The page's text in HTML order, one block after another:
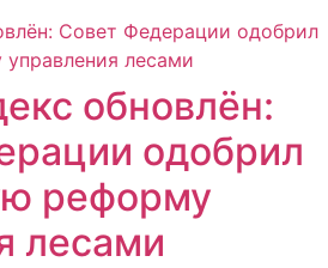
обновлён:
одобрил
реформу
лесами